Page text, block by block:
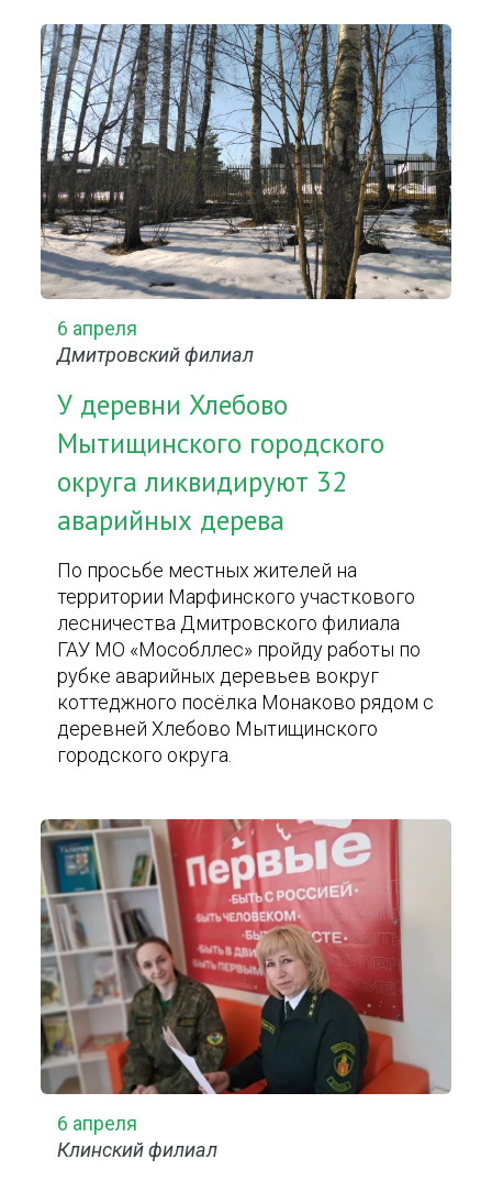
6 апреля
Дмитровский филиал
У деревни Хлебово
Мытищинского городского
округа ликвидируют 32
аварийных дерева
По просьбе местных жителей на
территории Марфинского участкового
лесничества Дмитровского филиала
ГАУ МО «Мособллес» пройду работы по
рубке аварийных деревьев вокруг
коттеджного посёлка Монаково рядом с
деревней Хлебово Мытищинского
городского округа.
6 апреля
Клинский филиал